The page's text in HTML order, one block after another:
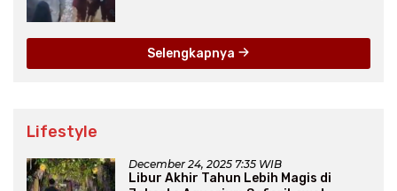
Selengkapnya
Lifestyle
December 24, 2025 7:35 WIB
Libur Akhir Tahun Lebih Magis di